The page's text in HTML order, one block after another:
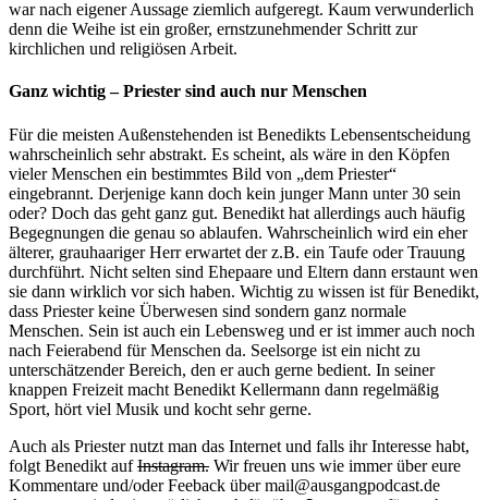
war nach eigener Aussage ziemlich aufgeregt. Kaum verwunderlich
denn die Weihe ist ein großer, ernstzunehmender Schritt zur
kirchlichen und religiösen Arbeit.
Ganz wichtig – Priester sind auch nur Menschen
Für die meisten Außenstehenden ist Benedikts Lebensentscheidung
wahrscheinlich sehr abstrakt. Es scheint, als wäre in den Köpfen
vieler Menschen ein bestimmtes Bild von „dem Priester“
eingebrannt. Derjenige kann doch kein junger Mann unter 30 sein
oder? Doch das geht ganz gut. Benedikt hat allerdings auch häufig
Begegnungen die genau so ablaufen. Wahrscheinlich wird ein eher
älterer, grauhaariger Herr erwartet der z.B. ein Taufe oder Trauung
durchführt. Nicht selten sind Ehepaare und Eltern dann erstaunt wen
sie dann wirklich vor sich haben. Wichtig zu wissen ist für Benedikt,
dass Priester keine Überwesen sind sondern ganz normale
Menschen. Sein ist auch ein Lebensweg und er ist immer auch noch
nach Feierabend für Menschen da. Seelsorge ist ein nicht zu
unterschätzender Bereich, den er auch gerne bedient. In seiner
knappen Freizeit macht Benedikt Kellermann dann regelmäßig
Sport, hört viel Musik und kocht sehr gerne.
Auch als Priester nutzt man das Internet und falls ihr Interesse habt,
folgt Benedikt aufInstagram. Wir freuen uns wie immer über eure
Kommentare und/oder Feeback über mail@ausgangpodcast.de